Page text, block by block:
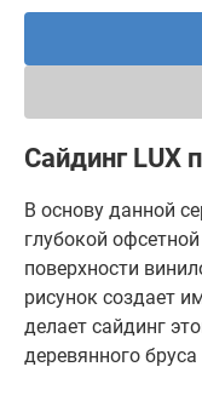
Сайдинг LUX
В основу данной
глубокой
поверхности
рисунок создает
делает сайдинг
деревянного бруса